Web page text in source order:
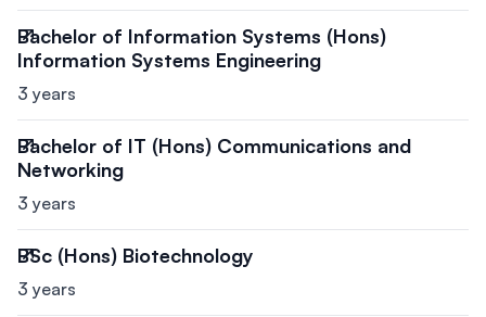
Bachelor of Information Systems (Hons)
Information Systems Engineering
3 years
Bachelor of IT (Hons) Communications and
Networking
3 years
BSc (Hons) Biotechnology
3 years